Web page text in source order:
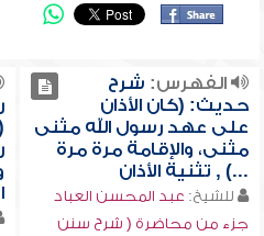
الفهرس: شرح
حديث: (كان الأذان
على عهد رسول الله مثنى
مثنى، والإقامة مرة مرة
...) , تثنية الأذان
للشيخ: عبد المحسن العباد
جزء من محاضرة ( شرح سنن